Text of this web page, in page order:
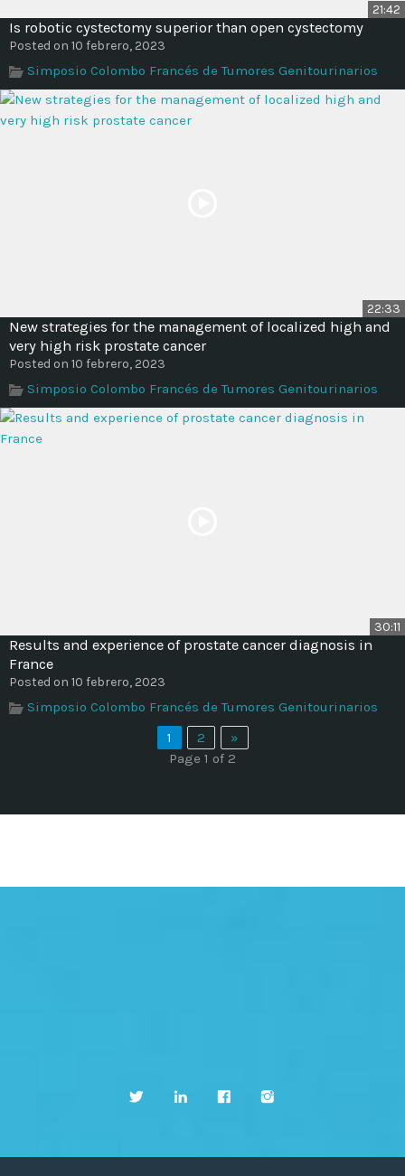
21:42
Is robotic cystectomy superior than open cystectomy
Posted on 10 febrero, 2023
Simposio Colombo Francés de Tumores Genitourinarios
22:33
New strategies for the management of localized high and
very high risk prostate cancer
Posted on 10 febrero, 2023
Simposio Colombo Francés de Tumores Genitourinarios
30:11
Results and experience of prostate cancer diagnosis in
France
Posted on 10 febrero, 2023
Simposio Colombo Francés de Tumores Genitourinarios
1
2
»
Page 1 of 2